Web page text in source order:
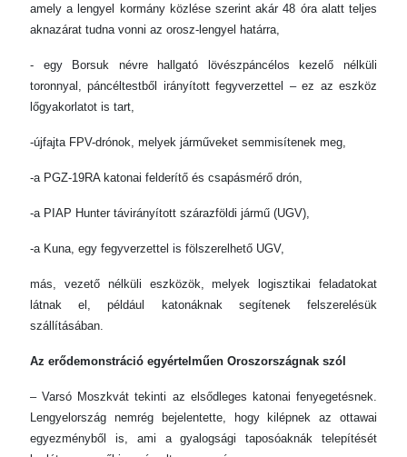
amely a lengyel kormány közlése szerint akár 48 óra alatt teljes
aknazárat tudna vonni az orosz-lengyel határra,
- egy Borsuk névre hallgató lövészpáncélos kezelő nélküli
toronnyal, páncéltestből irányított fegyverzettel – ez az eszköz
lőgyakorlatot is tart,
-újfajta FPV-drónok, melyek járműveket semmisítenek meg,
-a PGZ-19RA katonai felderítő és csapásmérő drón,
-a PIAP Hunter távirányított szárazföldi jármű (UGV),
-a Kuna, egy fegyverzettel is fölszerelhető UGV,
más, vezető nélküli eszközök, melyek logisztikai feladatokat
látnak el, például katonáknak segítenek felszerelésük
szállításában.
Az erődemonstráció egyértelműen Oroszországnak szól
– Varsó Moszkvát tekinti az elsődleges katonai fenyegetésnek.
Lengyelország nemrég bejelentette, hogy kilépnek az ottawai
egyezményből is, ami a gyalogsági taposóaknák telepítését